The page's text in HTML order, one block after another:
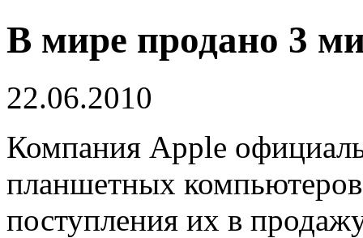
В мире продано 3
22.06.2010
Компания Apple
планшетных
поступления их в